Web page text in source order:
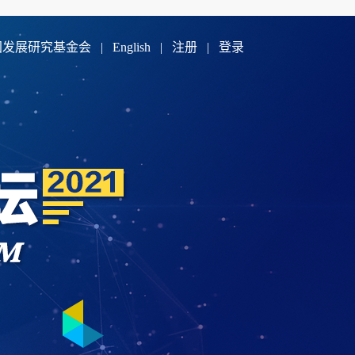
展研究基金会 | English | 注册 | 登录